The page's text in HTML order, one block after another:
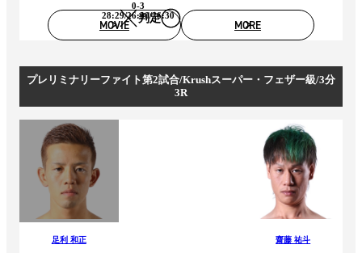
判定
0-3
28:29/26:30/26:30
MOVIE MORE
プレリミナリーファイト第2試合/Krushスーパー・フェザー級/3分
3R
足利 和正 齋藤 祐斗